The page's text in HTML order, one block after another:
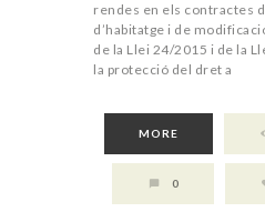
rendes en els contractes
d’habitatge i de
de la Llei 24/2015 i de la
la protecció del dret a
MORE
0